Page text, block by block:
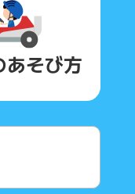
あそび方